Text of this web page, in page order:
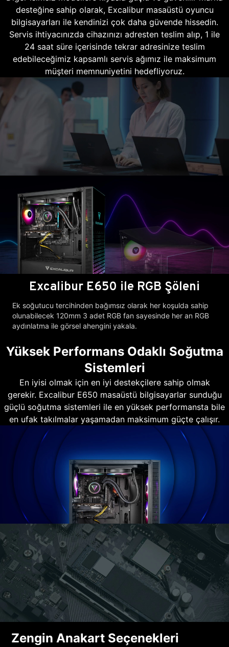
desteğine sahip olarak, Excalibur masaüstü oyuncu
bilgisayarları ile kendinizi çok daha güvende hissedin.
Servis ihtiyacınızda cihazınızı adresten teslim alıp, 1 ile
24 saat süre içerisinde tekrar adresinize teslim
edebileceğimiz kapsamlı servis ağımız ile maksimum
müşteri memnuniyetini hedefliyoruz.
Excalibur E650 ile RGB Şöleni
Ek soğutucu tercihinden bağımsız olarak her koşulda sahip
olunabilecek 120mm 3 adet RGB fan sayesinde her an RGB
aydınlatma ile görsel ahengini yakala.
Yüksek Performans Odaklı Soğutma
Sistemleri
En iyisi olmak için en iyi destekçilere sahip olmak
gerekir. Excalibur E650 masaüstü bilgisayarlar sunduğu
güçlü soğutma sistemleri ile en yüksek performansta bile
en ufak takılmalar yaşamadan maksimum güçte çalışır.
Zengin Anakart Seçenekleri